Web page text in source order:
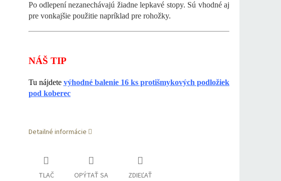
Po odlepení nezanechávajú žiadne lepkavé stopy. Sú vhodné aj
pre vonkajšie použitie napríklad pre rohožky.
NÁŠ TIP
Tu nájdete výhodné balenie 16 ks protišmykových podložiek
pod koberec
Detailné informácie
TLAČ OPÝTAŤ SA ZDIEĽAŤ